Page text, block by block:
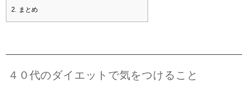
2. まとめ
４０代のダイエットで気をつけること